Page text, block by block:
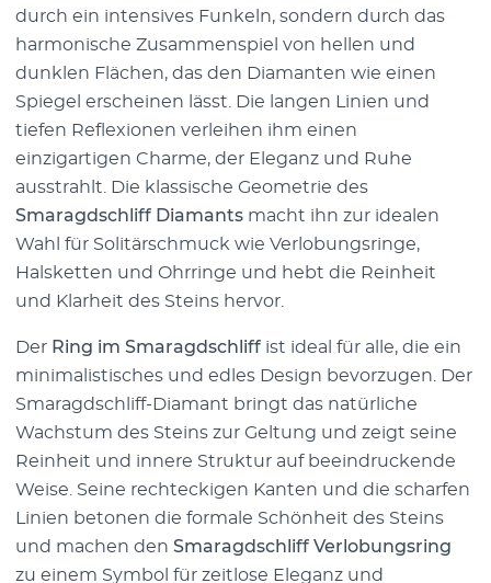
durch ein intensives Funkeln, sondern durch das
harmonische Zusammenspiel von hellen und
dunklen Flächen, das den Diamanten wie einen
Spiegel erscheinen lässt. Die langen Linien und
tiefen Reflexionen verleihen ihm einen
einzigartigen Charme, der Eleganz und Ruhe
ausstrahlt. Die klassische Geometrie des
Smaragdschliff Diamants macht ihn zur idealen
Wahl für Solitärschmuck wie Verlobungsringe,
Halsketten und Ohrringe und hebt die Reinheit
und Klarheit des Steins hervor.
Der Ring im Smaragdschliff ist ideal für alle, die ein
minimalistisches und edles Design bevorzugen. Der
Smaragdschliff-Diamant bringt das natürliche
Wachstum des Steins zur Geltung und zeigt seine
Reinheit und innere Struktur auf beeindruckende
Weise. Seine rechteckigen Kanten und die scharfen
Linien betonen die formale Schönheit des Steins
und machen den Smaragdschliff Verlobungsring
zu einem Symbol für zeitlose Eleganz und